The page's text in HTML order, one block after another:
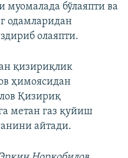
бўлаяпти ва
одамларидан
олаяпти.
қизириқлик
ҳимоясидан
Қизириқ
метан газ қуйиш
айтади.